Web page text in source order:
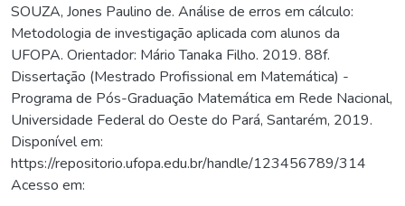
SOUZA, Jones Paulino de. Análise de erros em cálculo:
Metodologia de investigação aplicada com alunos da
UFOPA. Orientador: Mário Tanaka Filho. 2019. 88f.
Dissertação (Mestrado Profissional em Matemática) -
Programa de Pós-Graduação Matemática em Rede Nacional,
Universidade Federal do Oeste do Pará, Santarém, 2019.
Disponível em:
https://repositorio.ufopa.edu.br/handle/123456789/314
Acesso em: